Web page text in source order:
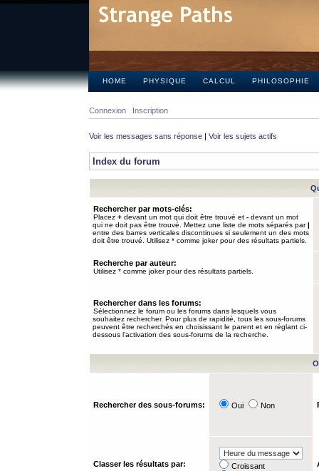
HOME PHYSIQUE CALCUL PHILOSOPHIE
Connexion Inscription
Voir les messages sans réponse | Voir les sujets actifs
Index du forum
Rechercher par mots-clés:
Placez + devant un mot qui doit être trouvé et - devant un mot
qui ne doit pas être trouvé. Mettez une liste de mots séparés par|
entre des barres verticales discontinues si seulement un des mots
doit être trouvé. Utilisez * comme joker pour des résultats partiels.
Recherche par auteur:
Utilisez * comme joker pour des résultats partiels.
Rechercher dans les forums:
Sélectionnez le forum ou les forums dans lesquels vous
souhaitez rechercher. Pour plus de rapidité, tous les sous-forums
peuvent être recherchés en choisissant le parent et en réglant ci-
dessous l’activation des sous-forums de la recherche.
Rechercher des sous-forums: Oui Non
Classer les résultats par:
Croissant